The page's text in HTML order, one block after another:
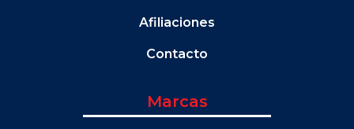
Afiliaciones
Contacto
Marcas